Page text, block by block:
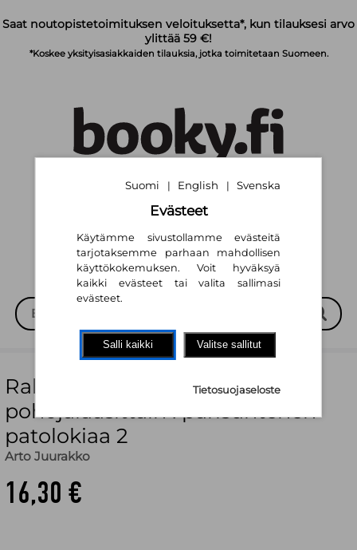
Saat noutopistetoimituksen veloituksetta*, kun tilauksesi arvo
ylittää 59 €!
*Koskee yksityisasiakkaiden tilauksia, jotka toimitetaan Suomeen.
Suomi | English | Svenska
Rakkauren kipunoota
pohojalaasittain : parisuhtehen
patolokiaa 2
Arto Juurakko
16,30 €
Suomi | English | Svenska
Evästeet
Käytämme sivustollamme evästeitä
tarjotaksemme parhaan mahdollisen
käyttökokemuksen. Voit hyväksyä
kaikki evästeet tai valita sallimasi
evästeet.
Salli kaikki Valitse sallitut
Tietosuojaseloste